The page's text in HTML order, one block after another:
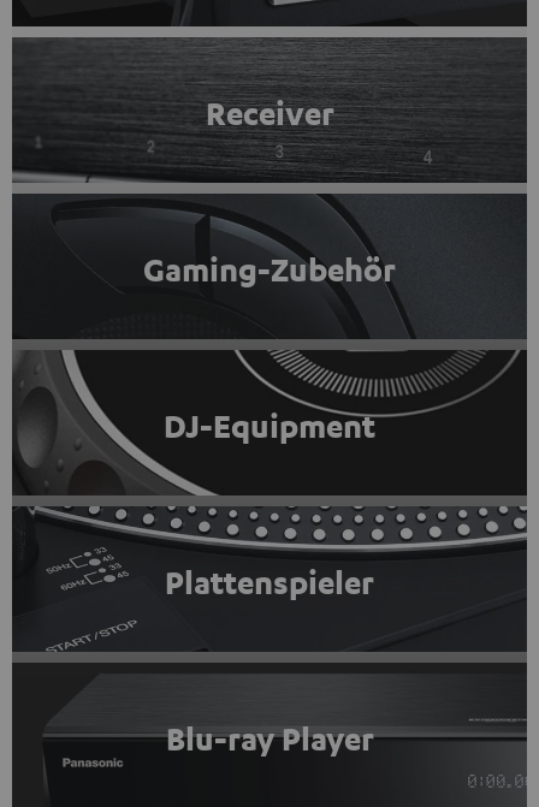
Receiver
Gaming-Zubehör
DJ-Equipment
Plattenspieler
Blu-ray Player